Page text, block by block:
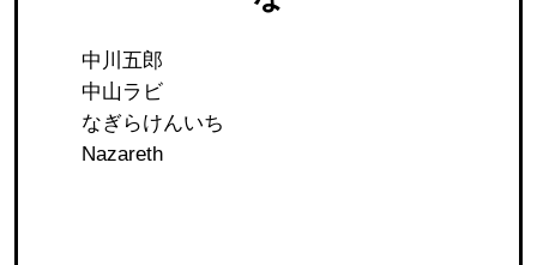
中川五郎
中山ラビ
なぎらけんいち
Nazareth